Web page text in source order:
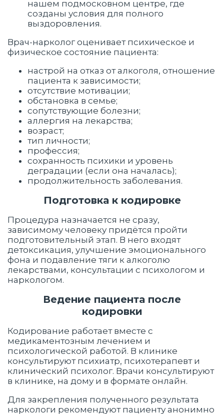
нашем подмосковном центре, где
созданы условия для полного
выздоровления.
Врач-нарколог оценивает психическое и
физическое состояние пациента:
настрой на отказ от алкоголя, отношение
пациента к зависимости;
отсутствие мотивации;
обстановка в семье;
сопутствующие болезни;
аллергия на лекарства;
возраст;
тип личности;
профессия;
сохранность психики и уровень
деградации (если она началась);
продолжительность заболевания.
Подготовка к кодировке
Процедура назначается не сразу,
зависимому человеку придётся пройти
подготовительный этап. В него входят
детоксикация, улучшение эмоционального
фона и подавление тяги к алкоголю
лекарствами, консультации с психологом и
наркологом.
Ведение пациента после
кодировки
Кодирование работает вместе с
медикаментозным лечением и
психологической работой. В клинике
консультируют психиатр, психотерапевт и
клинический психолог. Врачи консультируют
в клинике, на дому и в формате онлайн.
Для закрепления полученного результата
наркологи рекомендуют пациенту анонимно